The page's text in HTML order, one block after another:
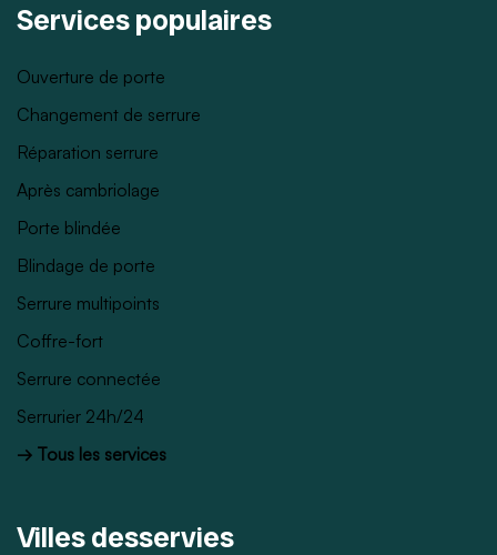
Services populaires
Ouverture de porte
Changement de serrure
Réparation serrure
Après cambriolage
Porte blindée
Blindage de porte
Serrure multipoints
Coffre-fort
Serrure connectée
Serrurier 24h/24
→ Tous les services
Villes desservies